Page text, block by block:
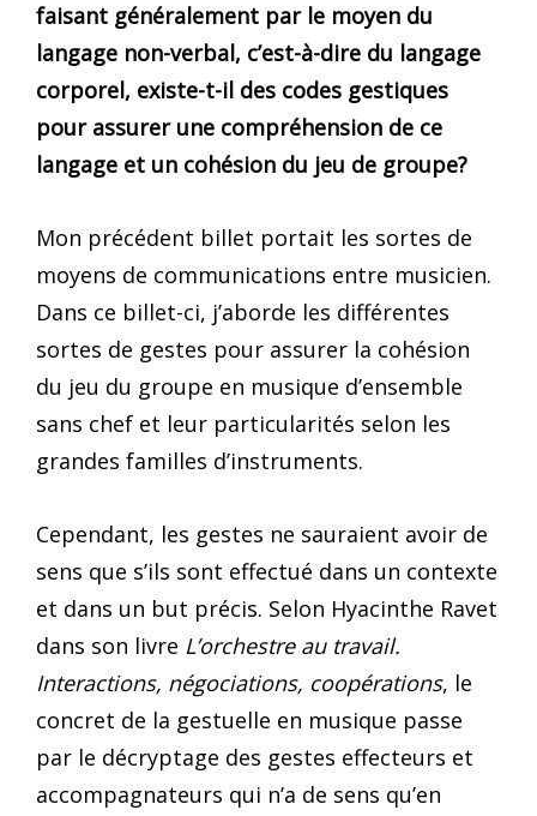
faisant généralement par le moyen du
langage non-verbal, c’est-à-dire du langage
corporel, existe-t-il des codes gestiques
pour assurer une compréhension de ce
langage et un cohésion du jeu de groupe?
Mon précédent billet portait les sortes de
moyens de communications entre musicien.
Dans ce billet-ci, j’aborde les différentes
sortes de gestes pour assurer la cohésion
du jeu du groupe en musique d’ensemble
sans chef et leur particularités selon les
grandes familles d’instruments.
Cependant, les gestes ne sauraient avoir de
sens que s’ils sont effectué dans un contexte
et dans un but précis. Selon Hyacinthe Ravet
dans son livre L’orchestre au travail.
Interactions, négociations, coopérations, le
concret de la gestuelle en musique passe
par le décryptage des gestes effecteurs et
accompagnateurs qui n’a de sens qu’en